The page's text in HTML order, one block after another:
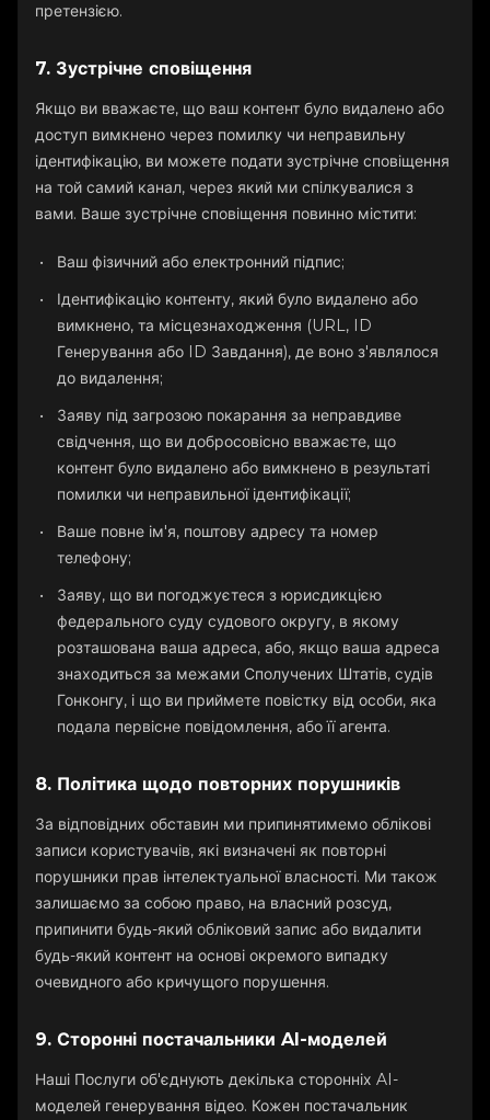
претензією.
7. Зустрічне сповіщення
Якщо ви вважаєте, що ваш контент було видалено або
доступ вимкнено через помилку чи неправильну
ідентифікацію, ви можете подати зустрічне сповіщення
на той самий канал, через який ми спілкувалися з
вами. Ваше зустрічне сповіщення повинно містити:
Ваш фізичний або електронний підпис;
Ідентифікацію контенту, який було видалено або
вимкнено, та місцезнаходження (URL, ID
Генерування або ID Завдання), де воно з'являлося
до видалення;
Заяву під загрозою покарання за неправдиве
свідчення, що ви добросовісно вважаєте, що
контент було видалено або вимкнено в результаті
помилки чи неправильної ідентифікації;
Ваше повне ім'я, поштову адресу та номер
телефону;
Заяву, що ви погоджуєтеся з юрисдикцією
федерального суду судового округу, в якому
розташована ваша адреса, або, якщо ваша адреса
знаходиться за межами Сполучених Штатів, судів
Гонконгу, і що ви приймете повістку від особи, яка
подала первісне повідомлення, або її агента.
8. Політика щодо повторних порушників
За відповідних обставин ми припинятимемо облікові
записи користувачів, які визначені як повторні
порушники прав інтелектуальної власності. Ми також
залишаємо за собою право, на власний розсуд,
припинити будь-який обліковий запис або видалити
будь-який контент на основі окремого випадку
очевидного або кричущого порушення.
9. Сторонні постачальники AI-моделей
Наші Послуги об'єднують декілька сторонніх AI-
моделей генерування відео. Кожен постачальник